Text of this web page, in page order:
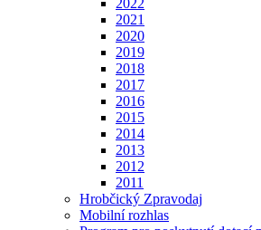
2022
2021
2020
2019
2018
2017
2016
2015
2014
2013
2012
2011
Hrobčický Zpravodaj
Mobilní rozhlas